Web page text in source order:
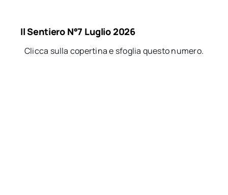
Il Sentiero N°7 Luglio 2026
Clicca sulla copertina e sfoglia questo numero.